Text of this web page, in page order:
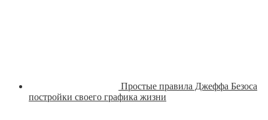
Простые правила Джеффа Безоса
постройки своего графика жизни